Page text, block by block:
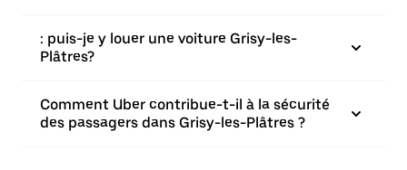
: puis-je y louer une voiture Grisy-les-
Plâtres?
Comment Uber contribue-t-il à la sécurité
des passagers dans Grisy-les-Plâtres ?